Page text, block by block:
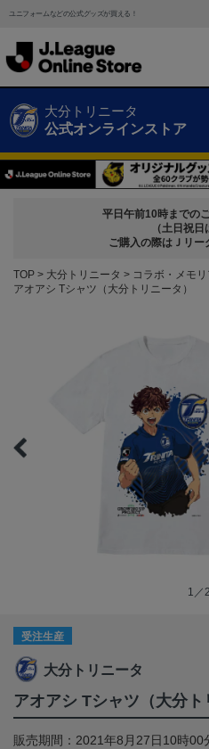
ユニフォームなどの公式グッズが買える！
大分トリニータ
公式オンラインストア
平日午前10時までの
（土日祝日
ご購入の際はＪリー
TOP 大分トリニータ
コラボ・メモ
アオアシ Tシャツ（大分トリニータ）
1／2
受注生産
大分トリニータ
アオアシ Tシャツ（大分ト
販売期間：2021年8月27日10時